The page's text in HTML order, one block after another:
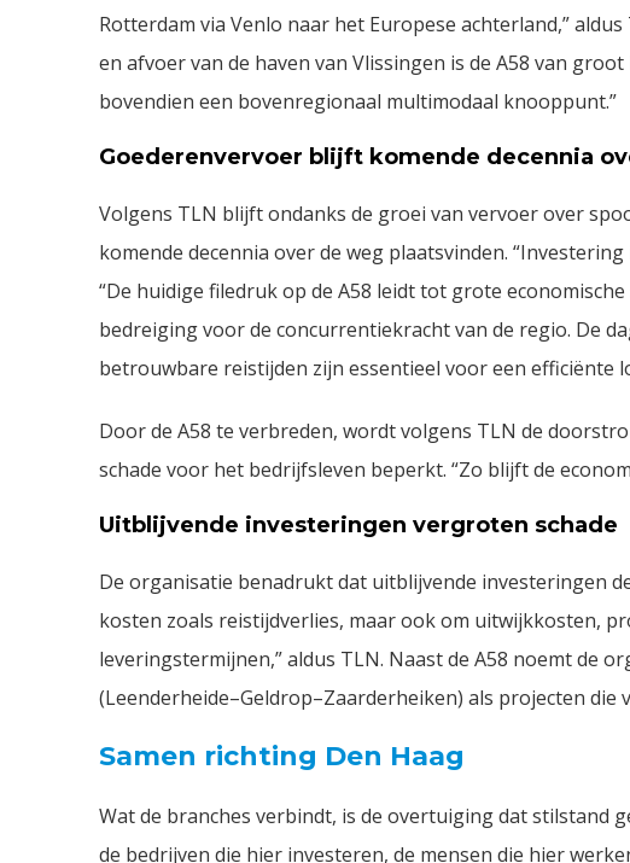
Rotterdam via Venlo naar het Europese achterland,” aldus
en afvoer van de haven van Vlissingen is de A58 van
bovendien een bovenregionaal multimodaal knooppunt.”
Goederenvervoer blijft komende decennia
Volgens TLN blijft ondanks de groei van vervoer over
komende decennia over de weg plaatsvinden.
“De huidige filedruk op de A58 leidt tot grote
bedreiging voor de concurrentiekracht van de regio. De
betrouwbare reistijden zijn essentieel voor een efficiënte
Door de A58 te verbreden, wordt volgens TLN de
schade voor het bedrijfsleven beperkt. “Zo blijft de
Uitblijvende investeringen vergroten schade
De organisatie benadrukt dat uitblijvende investeringen
kosten zoals reistijdverlies, maar ook om uitwijkkosten,
leveringstermijnen,” aldus TLN. Naast de A58 noemt de
(Leenderheide–Geldrop–Zaarderheiken) als projecten die
Samen richting Den Haag
Wat de branches verbindt, is de overtuiging dat stilstand
de bedrijven die hier investeren, de mensen die hier